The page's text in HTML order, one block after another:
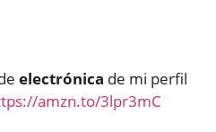
electrónica de mi perfil
amzn.to/3lpr3mC